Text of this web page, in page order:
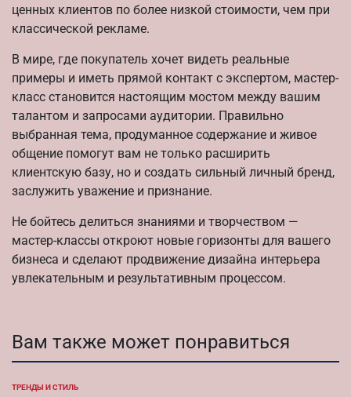
ценных клиентов по более низкой стоимости, чем при
классической рекламе.
В мире, где покупатель хочет видеть реальные
примеры и иметь прямой контакт с экспертом, мастер-
класс становится настоящим мостом между вашим
талантом и запросами аудитории. Правильно
выбранная тема, продуманное содержание и живое
общение помогут вам не только расширить
клиентскую базу, но и создать сильный личный бренд,
заслужить уважение и признание.
Не бойтесь делиться знаниями и творчеством —
мастер-классы откроют новые горизонты для вашего
бизнеса и сделают продвижение дизайна интерьера
увлекательным и результативным процессом.
Вам также может понравиться
ОПУБЛИКОВАНО
ТРЕНДЫ И СТИЛЬ